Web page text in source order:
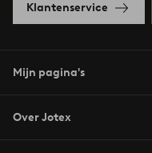
Klantenservice
Mijn pagina's
Over Jotex